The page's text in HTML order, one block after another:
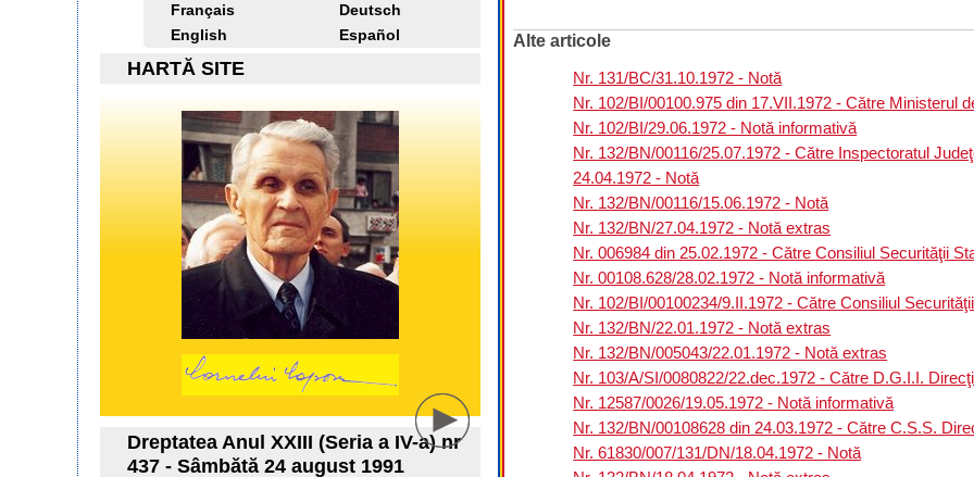
Alte articole
Nr. 131/BC/31.10.1972 - Notă
Nr. 102/BI/00100.975 din 17.VII.1972 - Către Ministerul
Nr. 102/BI/29.06.1972 - Notă informativă
Nr. 132/BN/00116/25.07.1972 - Către Inspectoratul
24.04.1972 - Notă
Nr. 132/BN/00116/15.06.1972 - Notă
Nr. 132/BN/27.04.1972 - Notă extras
Nr. 006984 din 25.02.1972 - Către Consiliul Securităţii
Nr. 00108.628/28.02.1972 - Notă informativă
Nr. 102/BI/00100234/9.II.1972 - Către Consiliul
Nr. 132/BN/22.01.1972 - Notă extras
Nr. 132/BN/005043/22.01.1972 - Notă extras
Nr. 103/A/SI/0080822/22.dec.1972 - Către D.G.I.I.
Nr. 12587/0026/19.05.1972 - Notă informativă
Nr. 132/BN/00108628 din 24.03.1972 - Către C.S.S.
Nr. 61830/007/131/DN/18.04.1972 - Notă
Français
Deutsch
English
Español
HARTĂ SITE
Dreptatea Anul XXIII (Seria a IV-a) nr
437 - Sâmbătă 24 august 1991